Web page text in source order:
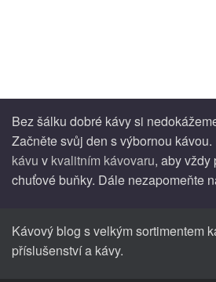
Bez šálku dobré kávy si
Začněte svůj den s výbornou kávou.
kávu v kvalitním kávovaru, aby
chuťové buňky. Dále nezapomeňte
Kávový blog s velkým sortimentem
příslušenství a kávy.